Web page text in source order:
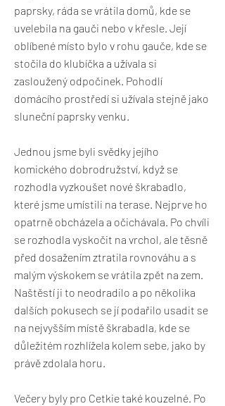
paprsky, ráda se vrátila domů, kde se
uvelebila na gauči nebo v křesle. Její
oblíbené místo bylo v rohu gauče, kde se
stočila do klubíčka a užívala si
zasloužený odpočinek. Pohodlí
domácího prostředí si užívala stejně jako
sluneční paprsky venku.
Jednou jsme byli svědky jejího
komického dobrodružství, když se
rozhodla vyzkoušet nové škrabadlo,
které jsme umístili na terase. Nejprve ho
opatrně obcházela a očichávala. Po chvíli
se rozhodla vyskočit na vrchol, ale těsně
před dosažením ztratila rovnováhu a s
malým výskokem se vrátila zpět na zem.
Naštěstí ji to neodradilo a po několika
dalších pokusech se jí podařilo usadit se
na nejvyšším místě škrabadla, kde se
důležitém rozhlížela kolem sebe, jako by
právě zdolala horu.
Večery byly pro Cetkie také kouzelné. Po